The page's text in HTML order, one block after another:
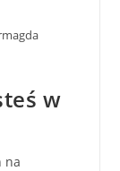
w
na